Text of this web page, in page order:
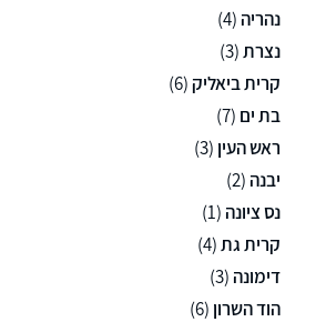
נהריה (4)
נצרת(3)
קרית ביאליק(6)
בת ים (7)
ראש העין (3)
יבנה (2)
נס ציונה (1)
קרית גת(4)
דימונה (3)
הוד השרון (6)